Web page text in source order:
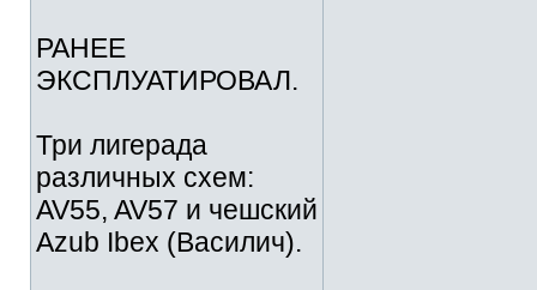
РАНЕЕ
ЭКСПЛУАТИРОВАЛ.
Три лигерада
различных схем:
AV55, AV57 и чешский
Azub Ibex (Василич).